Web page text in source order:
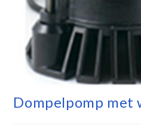
Dompelpomp met